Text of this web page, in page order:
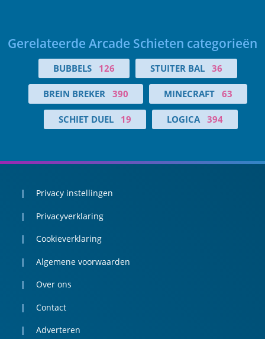
Gerelateerde Arcade Schieten categorieën
BUBBELS 126 STUITER BAL 36
BREIN BREKER 390 MINECRAFT 63
SCHIET DUEL 19 LOGICA 394
Privacy instellingen
Privacyverklaring
Cookieverklaring
Algemene voorwaarden
Over ons
Contact
Adverteren